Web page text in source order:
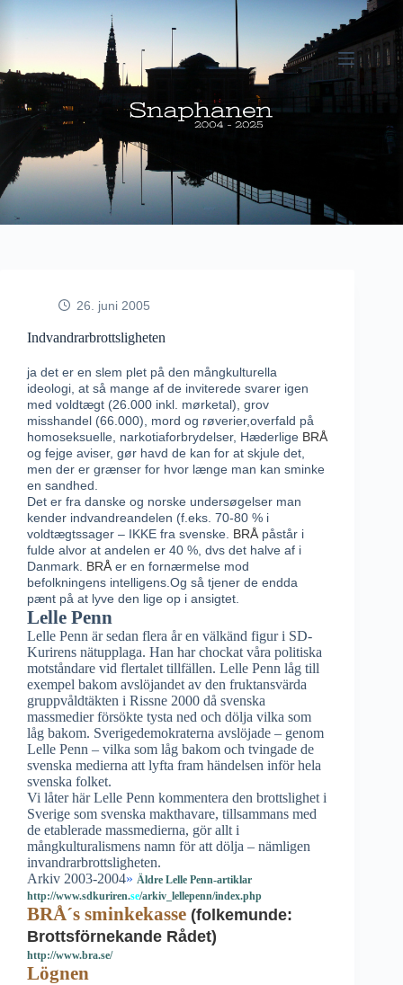
26. juni 2005
Indvandrarbrottsligheten
ja det er en slem plet på den mångkulturella
ideologi, at så mange af de inviterede svarer igen
med voldtægt (26.000 inkl. mørketal), grov
misshandel (66.000), mord og røverier,overfald på
homoseksuelle, narkotiaforbrydelser, Hæderlige BRÅ
og fejge aviser, gør havd de kan for at skjule det,
men der er grænser for hvor længe man kan sminke
en sandhed.
Det er fra danske og norske undersøgelser man
kender indvandreandelen (f.eks. 70-80 % i
voldtægtssager – IKKE fra svenske. BRÅpåstår i
fulde alvor at andelen er 40 %, dvs det halve af i
Danmark. BRÅer en fornærmelse mod
befolkningens intelligens.Og så tjener de endda
pænt på at lyve den lige op i ansigtet.
Lelle Penn
Lelle Penn är sedan flera år en välkänd figur i SD-
Kurirens nätupplaga. Han har chockat våra politiska
motståndare vid flertalet tillfällen. Lelle Penn låg till
exempel bakom avslöjandet av den fruktansvärda
gruppvåldtäkten i Rissne 2000 då svenska
massmedier försökte tysta ned och dölja vilka som
låg bakom. Sverigedemokraterna avslöjade – genom
Lelle Penn – vilka som låg bakom och tvingade de
svenska medierna att lyfta fram händelsen inför hela
svenska folket.
Vi låter här Lelle Penn kommentera den brottslighet i
Sverige som svenska makthavare, tillsammans med
de etablerade massmedierna, gör allt i
mångkulturalismens namn för att dölja – nämligen
invandrarbrottsligheten.
Arkiv 2003-2004» Äldre Lelle Penn-artiklar
http://www.sdkuriren.se/arkiv_lellepenn/index.php
BRÅ´s sminkekasse (folkemunde:
Brottsförnekande Rådet)
http://www.bra.se/
Lögnen